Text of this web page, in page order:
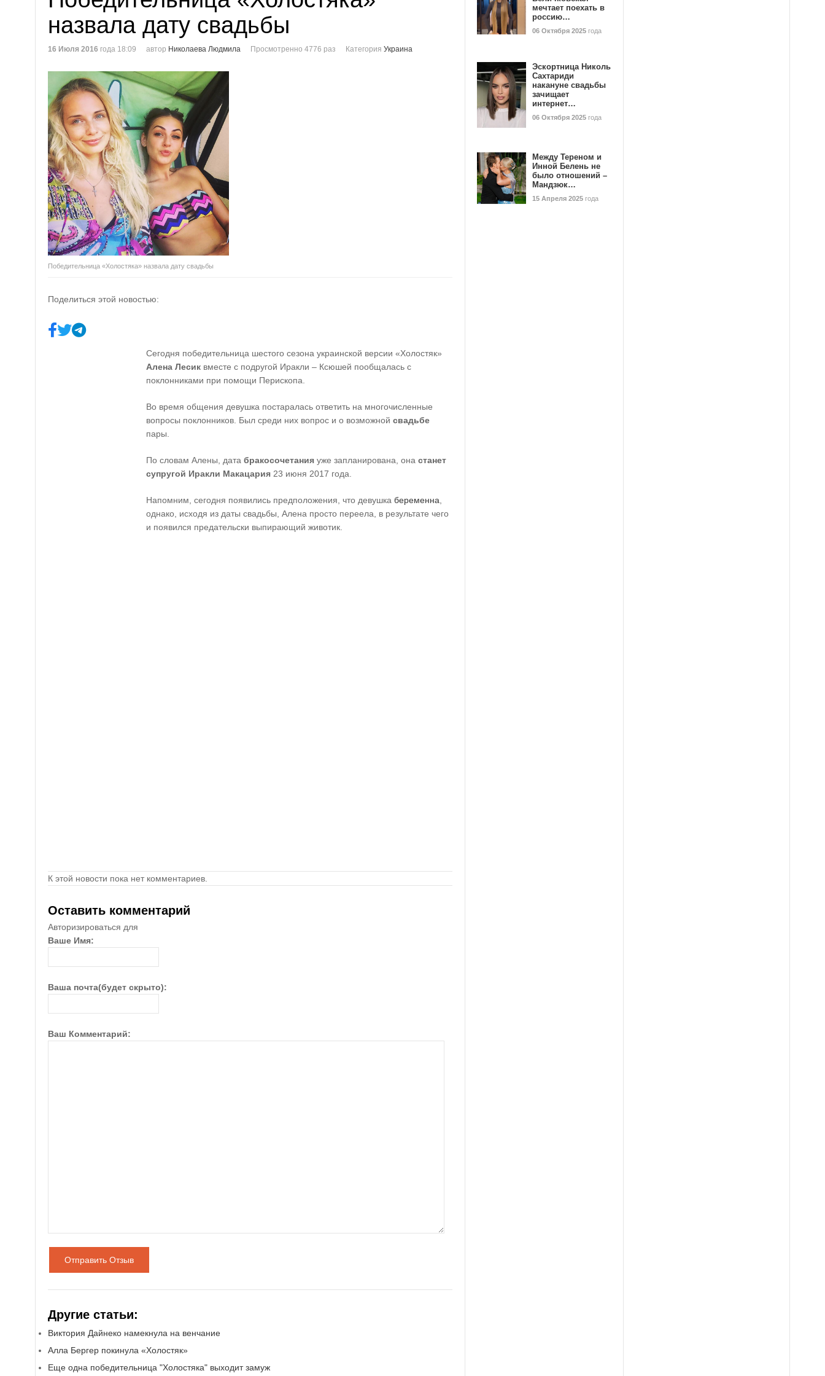
назвала дату свадьбы
16 Июля 2016 года 18:09 автор Николаева Людмила Просмотренно 4776 раз Категория Украина
Победительница «Холостяка» назвала дату свадьбы
Поделиться этой новостью:
Сегодня победительница шестого сезона украинской версии «Холостяк»
Алена Лесик вместе с подругой Иракли – Ксюшей пообщалась с
поклонниками при помощи Перископа.
Во время общения девушка постаралась ответить на многочисленные
вопросы поклонников. Был среди них вопрос и о возможной свадьбе
пары.
По словам Алены, дата бракосочетания уже запланирована, она станет
супругой Иракли Макацария 23 июня 2017 года.
Напомним, сегодня появились предположения, что девушка беременна
однако, исходя из даты свадьбы, Алена просто переела, в результате чего
и появился предательски выпирающий животик.
К этой новости пока нет комментариев.
Оставить комментарий
Авторизироваться для
Ваше Имя:
Ваша почта(будет скрыто):
Ваш Комментарий:
Отправить Отзыв
Другие статьи:
Виктория Дайнеко намекнула на венчание
Алла Бергер покинула «Холостяк»
Еще одна победительница "Холостяка" выходит замуж
мечтает поехать в
россию…
06 Октября 2025 года
Эскортница Николь
Сахтариди
накануне свадьбы
зачищает
интернет…
06 Октября 2025 года
Между Тереном и
Инной Белень не
было отношений –
Мандзюк…
15 Апреля 2025 года